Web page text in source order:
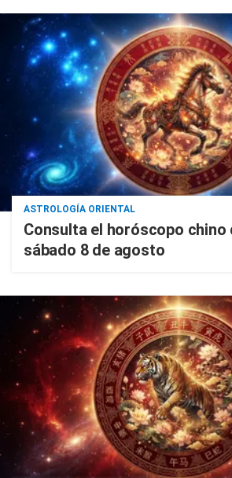
ASTROLOGÍA ORIENTAL
Consulta el horóscopo chino
sábado 8 de agosto